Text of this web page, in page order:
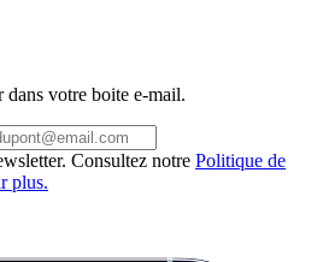
dans votre boite e-mail.
Consultez notre Politique de
plus.